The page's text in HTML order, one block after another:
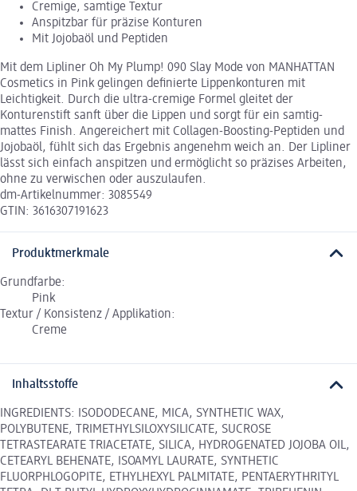
Cremige, samtige Textur
Anspitzbar für präzise Konturen
Mit Jojobaöl und Peptiden
Mit dem Lipliner Oh My Plump! 090 Slay Mode von MANHATTAN
Cosmetics in Pink gelingen definierte Lippenkonturen mit
Leichtigkeit. Durch die ultra-cremige Formel gleitet der
Konturenstift sanft über die Lippen und sorgt für ein samtig-
mattes Finish. Angereichert mit Collagen-Boosting-Peptiden und
Jojobaöl, fühlt sich das Ergebnis angenehm weich an. Der Lipliner
lässt sich einfach anspitzen und ermöglicht so präzises Arbeiten,
ohne zu verwischen oder auszulaufen.
dm-Artikelnummer: 3085549
GTIN: 3616307191623
Produktmerkmale
Grundfarbe:
Pink
Textur / Konsistenz / Applikation:
Creme
Inhaltsstoffe
INGREDIENTS: ISODODECANE, MICA, SYNTHETIC WAX,
POLYBUTENE, TRIMETHYLSILOXYSILICATE, SUCROSE
TETRASTEARATE TRIACETATE, SILICA, HYDROGENATED JOJOBA OIL,
CETEARYL BEHENATE, ISOAMYL LAURATE, SYNTHETIC
FLUORPHLOGOPITE, ETHYLHEXYL PALMITATE, PENTAERYTHRITYL